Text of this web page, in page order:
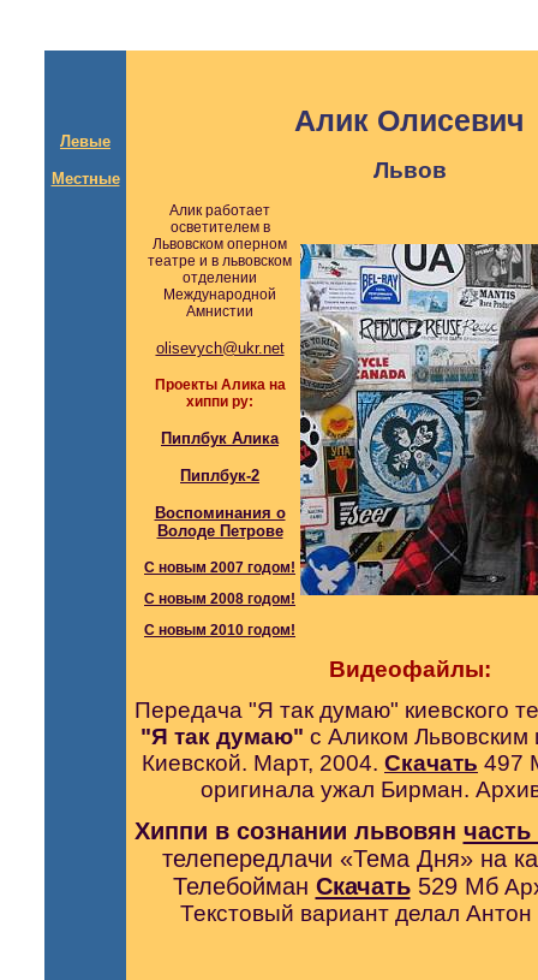
Левые
Местные
Алик Олисевич
Львов
Алик работает
осветителем в
Львовском оперном
театре и в львовском
отделении
Международной
Амнистии
olisevych@ukr.net
Проекты Алика на
хиппи ру:
Пиплбук Алика
Пиплбук-2
Воспоминания о
Володе Петрове
С новым 2007 годом!
С новым 2008 годом!
С новым 2010 годом!
Видеофайлы:
Передача "Я так думаю" киевского
"Я так думаю" с Аликом
Киевской. Март, 2004. Скачать 497
оригинала ужал Бирман.
Хиппи в сознании львовян часть
телепередлачи «Тема Дня» на
Телебойман Скачать 529 Мб
Текстовый вариант делал Антон